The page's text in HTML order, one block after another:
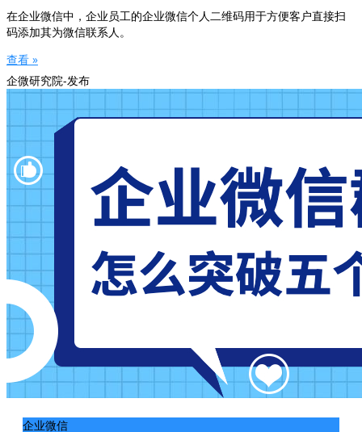
在企业微信中，企业员工的企业微信个人二维码用于方便客户直接扫
码添加其为微信联系人。
查看 »
企微研究院-发布
企业微信